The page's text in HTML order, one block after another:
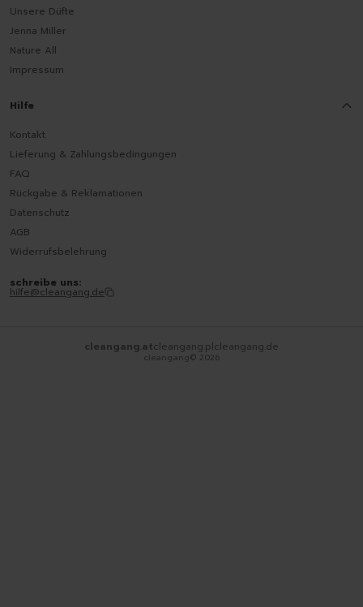
Unsere Düfte
Jenna Miller
Nature All
Impressum
Hilfe
Kontakt
Lieferung & Zahlungsbedingungen
FAQ
Rückgabe & Reklamationen
Datenschutz
AGB
Widerrufsbelehrung
schreibe uns:
hilfe@cleangang.de
cleangang.atcleangang.plcleangang.de
cleangang© 2026